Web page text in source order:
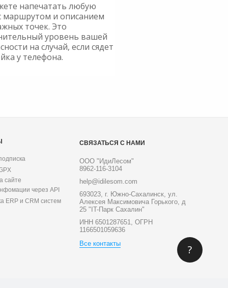
напечатать любую
маршрутом и описанием
точек. Это
уровень вашей
на случай, если сядет
у телефона.
сайте
через API
ERP и CRM систем
СВЯЗАТЬСЯ С НАМИ
ООО "ИдиЛесом"
8962-116-3104
help@idilesom.com
693023, г. Южно-Сахалинск, ул.
Алексея Максимовича Горького, д
25 "IT-Парк Сахалин"
ИНН 6501287651, ОГРН
1166501059636
Все контакты
?